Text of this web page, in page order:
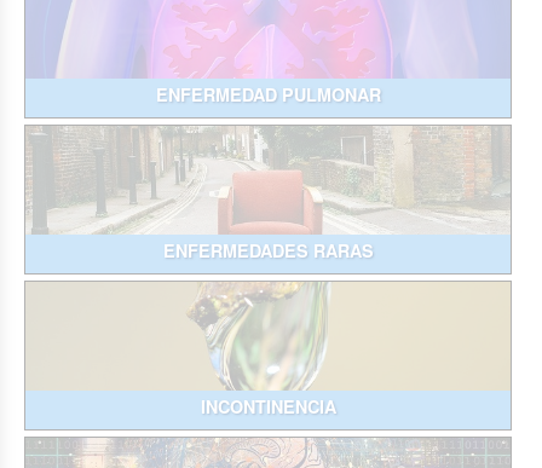
ENFERMEDAD PULMONAR
ENFERMEDADES RARAS
INCONTINENCIA